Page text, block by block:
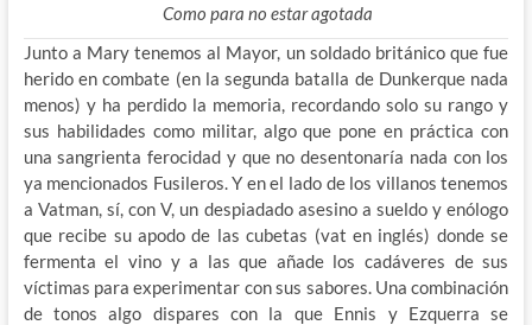
Como para no estar agotada
Junto a Mary tenemos al Mayor, un soldado británico que fue
herido en combate (en la segunda batalla de Dunkerque nada
menos) y ha perdido la memoria, recordando solo su rango y
sus habilidades como militar, algo que pone en práctica con
una sangrienta ferocidad y que no desentonaría nada con los
ya mencionados Fusileros. Y en el lado de los villanos tenemos
a Vatman, sí, con V, un despiadado asesino a sueldo y enólogo
que recibe su apodo de las cubetas (vat en inglés) donde se
fermenta el vino y a las que añade los cadáveres de sus
víctimas para experimentar con sus sabores. Una combinación
de tonos algo dispares con la que Ennis y Ezquerra se